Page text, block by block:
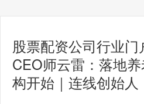
股票配资公司行业门
CEO师云雷：落地
构开始｜连线创始人